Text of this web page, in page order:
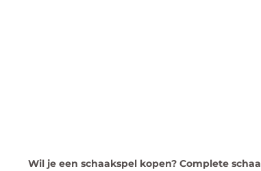
Wil je een schaakspel kopen? Complete